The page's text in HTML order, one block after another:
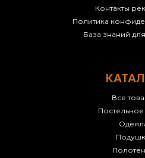
Контакты
Политика
База знаний
Все